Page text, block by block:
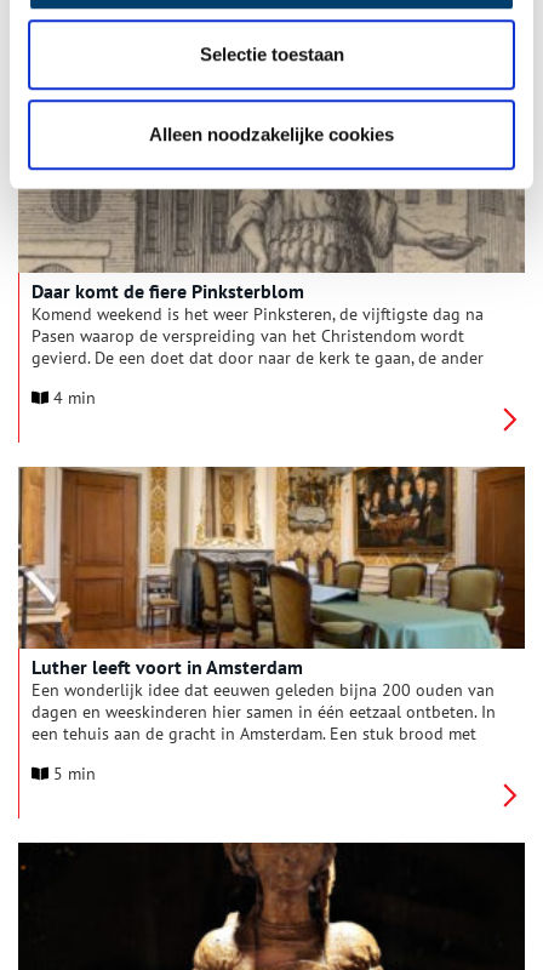
Selectie toestaan
Alleen noodzakelijke cookies
3 min
Daar komt de fiere Pinksterblom
Komend weekend is het weer Pinksteren, de vijftigste dag na
Pasen waarop de verspreiding van het Christendom wordt
gevierd. De een doet dat door naar de kerk te gaan, de ander
begin van de vorige eeuw kon je op straat nog
4 min
Luther leeft voort in Amsterdam
Een wonderlijk idee dat eeuwen geleden bijna 200 ouden van
dagen en weeskinderen hier samen in één eetzaal ontbeten. In
een tehuis aan de gracht in Amsterdam. Een stuk brood met
van Luther. Het nog jonge Luther Museum presenteert het
5 min